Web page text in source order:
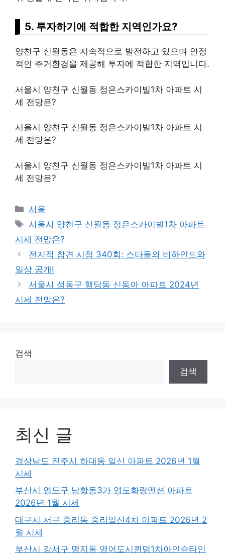
5. 투자하기에 적합한 지역인가요?
양천구 신월동은 지속적으로 발전하고 있으며 안정
적인 주거환경을 제공해 투자에 적합한 지역입니다.
서울시 양천구 신월동 정은스카이빌1차 아파트 시
세 전망은?
서울시 양천구 신월동 정은스카이빌1차 아파트 시
세 전망은?
서울시 양천구 신월동 정은스카이빌1차 아파트 시
세 전망은?
Categories
서울
Tags
서울시 양천구 신월동 정은스카이빌1차 아파트
시세 전망은?
전지적 참견 시점 340회: 스타들의 비하인드와
일상 공개!
서울시 성동구 행당동 신동아 아파트 2024년
시세 전망은?
검색
검색
최신 글
경상남도 진주시 하대동 일신 아파트 2026년 1월
시세
부산시 영도구 남항동3가 영도화랑맨션 아파트
2026년 1월 시세
대구시 서구 중리동 중리일신4차 아파트 2026년 2
월 시세
부산시 강서구 명지동 영어도시퀸덤1차아인슈타인